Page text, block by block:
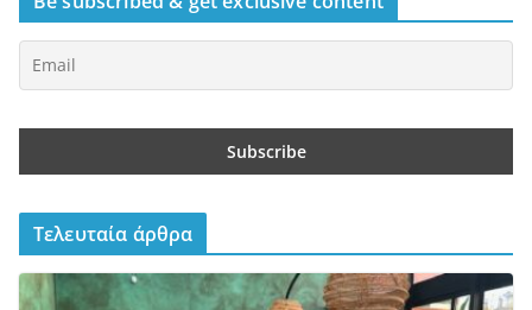
Τελευταία άρθρα